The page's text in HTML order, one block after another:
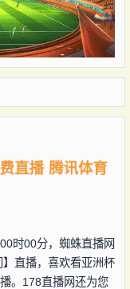
直播 腾讯体育
时00分，蜘蛛直播网
直播，喜欢看亚洲杯
。178直播网还为您